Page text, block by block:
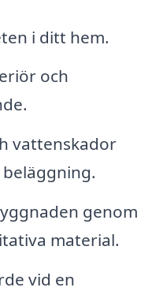
i ditt hem.
och
vattenskador
genom
material.
vid en